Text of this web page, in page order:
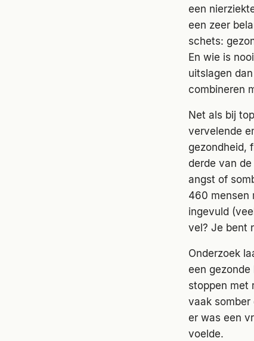
een
een zeer
schets:
En wie is
uitslagen
combineren
Net als bij
vervelende
gezondheid,
derde van
angst of
460 mensen
ingevuld
vel? Je bent
Onderzoek
een
stoppen met
vaak somber
er was een
voelde.